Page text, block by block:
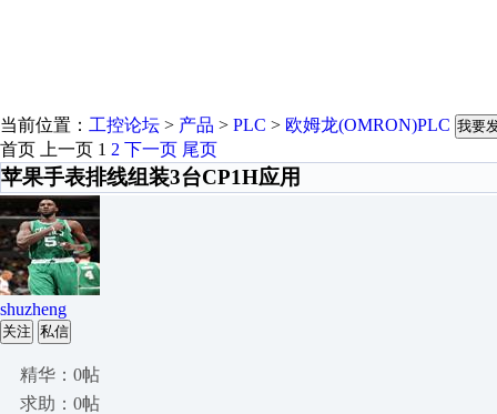
当前位置： 工控论坛 > 产品 > PLC > 欧姆龙(OMRON)PLC 我要
首页 上一页 1 2 下一页 尾页
苹果手表排线组装3台CP1H应用
shuzheng
关注 私信
精华：0帖
求助：0帖